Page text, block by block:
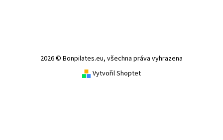
2026 © Bonpilates.eu, všechna práva vyhrazena
Vytvořil Shoptet